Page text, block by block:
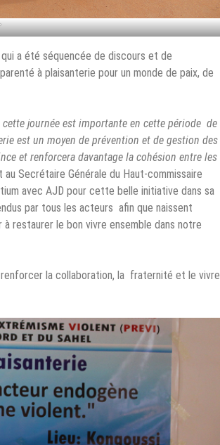
a été séquencée de discours et de
à plaisanterie pour un monde de paix, de
cette journée est importante en cette période de
est un moyen de prévention et de gestion des
et renforcera davantage la cohésion entre les
au Secrétaire Générale du Haut-commissaire
avec AJD pour cette belle initiative dans sa
par tous les acteurs afin que naissent
restaurer le bon vivre ensemble dans notre
la collaboration, la fraternité et le vivre